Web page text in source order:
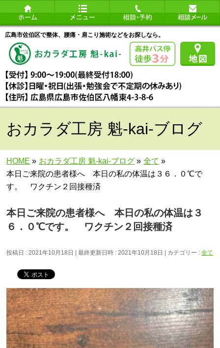
広島市佐伯区で整体、腰痛・肩こり施術などをお探しなら。
おカラダ工房 魁-kai-ブログ
HOME » おカラダ工房 魁-kai-ブログ » 全て »
本日ご来院の患者様へ 本日の私の体温は３６．０℃で
す。 ワクチン２回接種済
本日ご来院の患者様へ 本日の私の体温は３
６．０℃です。 ワクチン２回接種済
投稿日 : 2021年10月18日 最終更新日時 : 2021年10月18日 カテゴリー :全て